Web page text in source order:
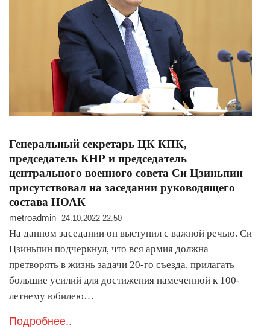
Генеральный секретарь ЦК КПК,
председатель КНР и председатель
центрального военного совета Си Цзиньпин
присутствовал на заседании руководящего
состава НОАК
metroadmin 24.10.2022 22:50
На данном заседании он выступил с важной речью. Си
Цзиньпин подчеркнул, что вся армия должна
претворять в жизнь задачи 20-го съезда, прилагать
большие усилий для достижения намеченной к 100-
летнему юбилею…
Подробнее..